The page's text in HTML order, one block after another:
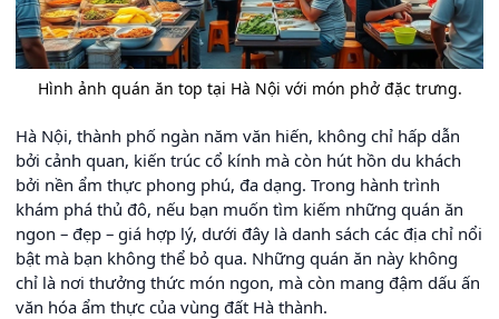
Hình ảnh quán ăn top tại Hà Nội với món phở đặc trưng.
Hà Nội, thành phố ngàn năm văn hiến, không chỉ hấp dẫn
bởi cảnh quan, kiến trúc cổ kính mà còn hút hồn du khách
bởi nền ẩm thực phong phú, đa dạng. Trong hành trình
khám phá thủ đô, nếu bạn muốn tìm kiếm những quán ăn
ngon – đẹp – giá hợp lý, dưới đây là danh sách các địa chỉ nổi
bật mà bạn không thể bỏ qua. Những quán ăn này không
chỉ là nơi thưởng thức món ngon, mà còn mang đậm dấu ấn
văn hóa ẩm thực của vùng đất Hà thành.